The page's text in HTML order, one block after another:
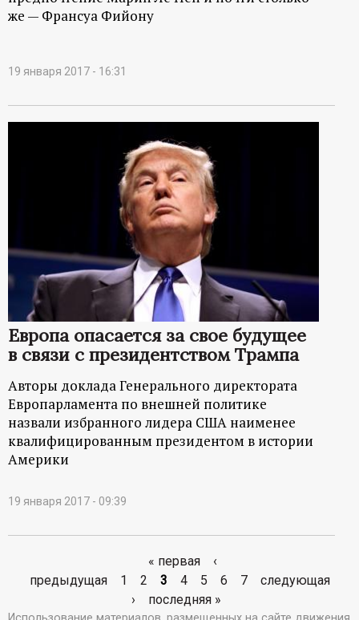
же — Франсуа Фийону
19 января 2017 - 16:31
Европа опасается за свое будущее
в связи с президентством Трампа
Авторы доклада Генерального директората
Европарламента по внешней политике
назвали избранного лидера США наименее
квалифицированным президентом в истории
Америки
19 января 2017 - 09:39
т
« первая
‹
предыдущая
1 2 3 4 5 6 7
следующая
›
последняя »